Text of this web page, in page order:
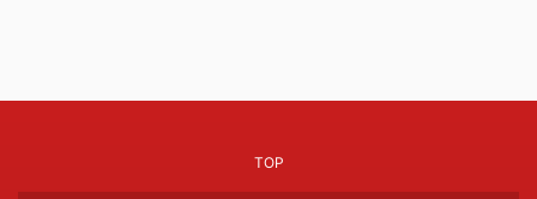
TOP